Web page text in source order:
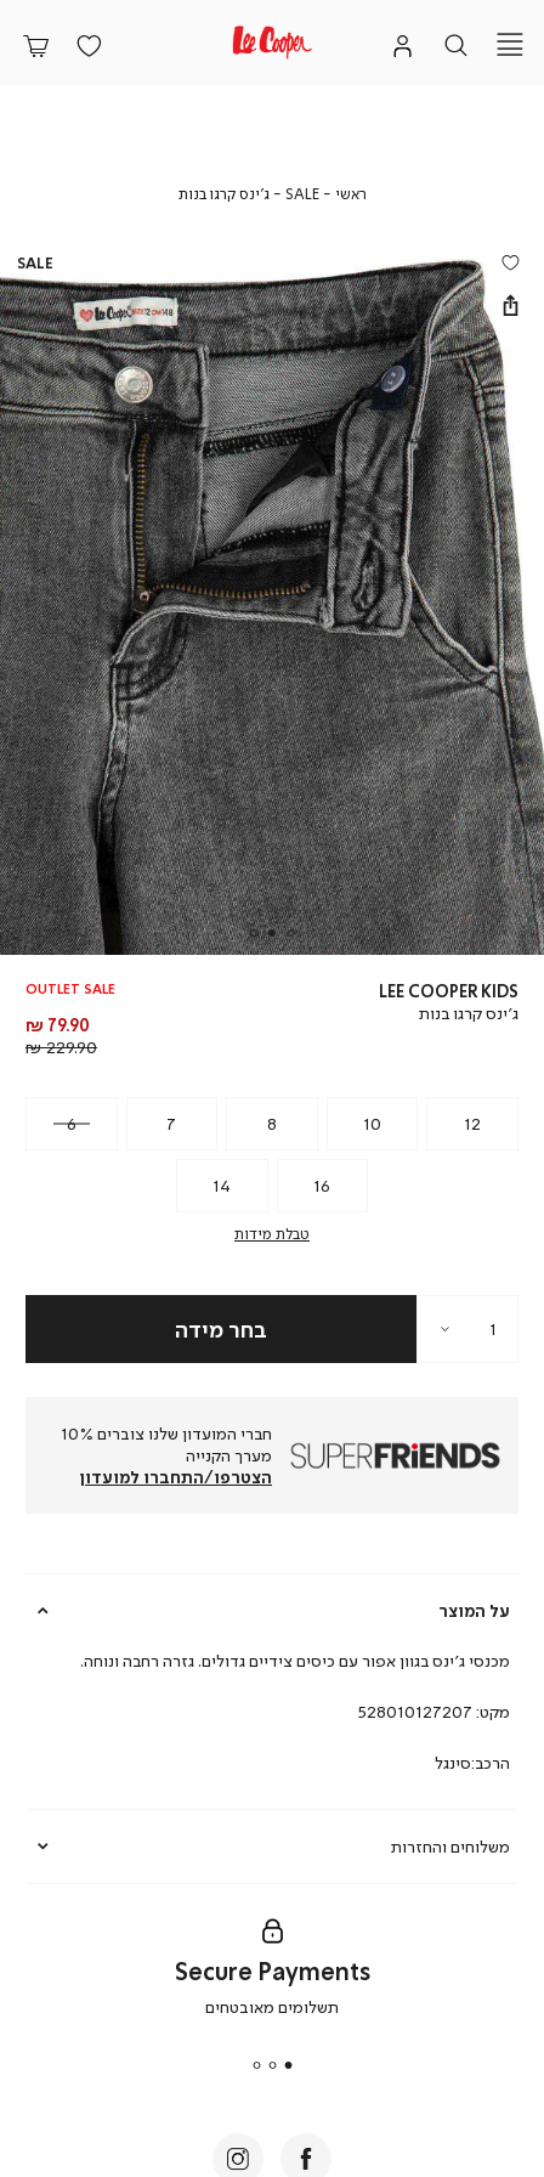
ראשי ראשי
SALE
SALE
ג’ינס קרגו בנותג’ינס
LEE COOPER KIDS
ג’ינס קרגו בנות
OUTLET SALE
מחיר
מוצר
79.90 ₪
229.90 ₪
6 7 8 10 12
14 16
טבלת מידות
חברי המועדון שלנו צוברים 10%
מערך הקנייה
הצטרפו/התחברו למועדון
על המוצר
משלוחים והחזרות
מכנסי ג’ינס בגוון אפור עם כיסים צידיים גדולים. גזרה רחבה ונוחה.
מקט: 528010127207
הרכב:סינגל
secure
|
Secure Payments
תשלומים מאובטחים
SALE